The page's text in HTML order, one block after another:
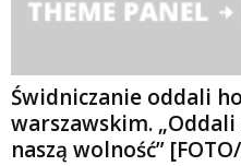
Świdniczanie oddali
warszawskim. „Oddali
naszą wolność”